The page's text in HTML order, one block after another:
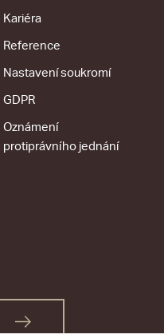
Kariéra
Reference
Nastavení soukromí
GDPR
Oznámení
protiprávního jednání